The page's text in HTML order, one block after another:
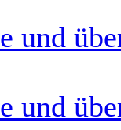
und
und